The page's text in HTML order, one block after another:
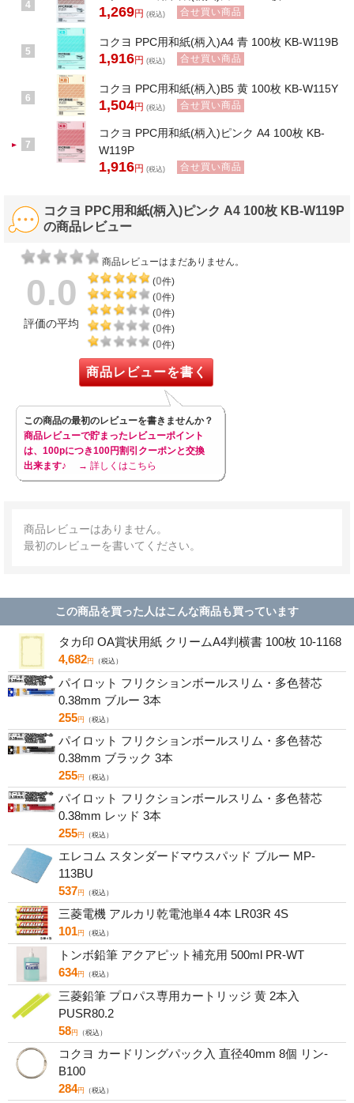
4 1,269円 (税込) 合せ買い商品
5
コクヨ PPC用和紙(柄入)A4 青 100枚 KB-W119B
1,916円 (税込) 合せ買い商品
6
コクヨ PPC用和紙(柄入)B5 黄 100枚 KB-W115Y
1,504円 (税込) 合せ買い商品
7
コクヨ PPC用和紙(柄入)ピンク A4 100枚 KB-
W119P
1,916円 (税込) 合せ買い商品
コクヨ PPC用和紙(柄入)ピンク A4 100枚 KB-W119P
の商品レビュー
商品レビューはまだありません。
0.0
評価の平均
(0件)
(0件)
(0件)
(0件)
(0件)
商品レビューを書く
この商品の最初のレビューを書きませんか？
商品レビューで貯まったレビューポイント
は、100pにつき100円割引クーポンと交換
出来ます♪
→ 詳しくはこちら
商品レビューはありません。
最初のレビューを書いてください。
この商品を買った人はこんな商品も買っています
タカ印 OA賞状用紙 クリームA4判横書 100枚 10-1168
4,682円 （税込）
パイロット フリクションボールスリム・多色替芯
0.38mm ブルー 3本
255円 （税込）
パイロット フリクションボールスリム・多色替芯
0.38mm ブラック 3本
255円 （税込）
パイロット フリクションボールスリム・多色替芯
0.38mm レッド 3本
255円 （税込）
エレコム スタンダードマウスパッド ブルー MP-
113BU
537円 （税込）
三菱電機 アルカリ乾電池単4 4本 LR03R 4S
101円 （税込）
トンボ鉛筆 アクアピット補充用 500ml PR-WT
634円 （税込）
三菱鉛筆 プロパス専用カートリッジ 黄 2本入
PUSR80.2
58円 （税込）
コクヨ カードリングパック入 直径40mm 8個 リン-
B100
284円 （税込）